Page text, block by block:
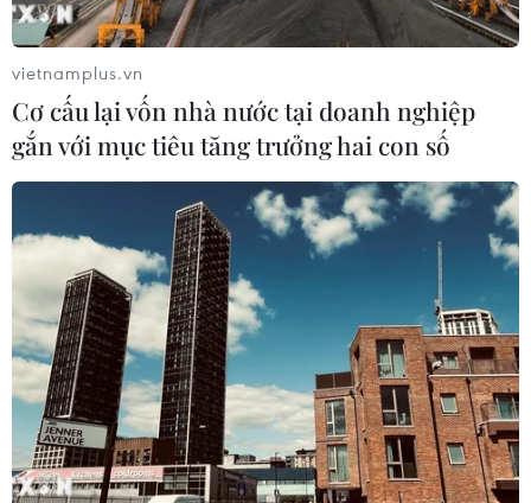
Thủ tướng Nguyễn Xuân Phúc phát biểu chỉ đạo hội nghị. (Ảnh:
Thống Nhất/TTXVN)
Thủ tướng Nguyễn Xuân Phúc lưu ý dân vận
không chỉ là vận động nhân dân, vận động
vietnamplus.vn
Cơ cấu lại vốn nhà nước tại doanh nghiệp
gắn với mục tiêu tăng trưởng hai con số